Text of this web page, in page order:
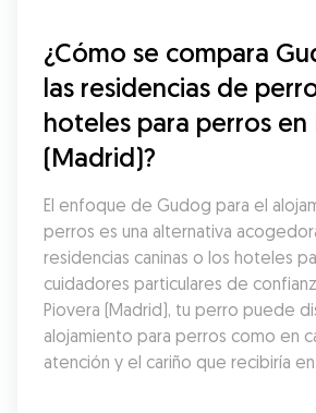
¿Cómo se compara
las residencias de
hoteles para perros en
(Madrid)?
El enfoque de Gudog para el
perros es una alternativa
residencias caninas o los hoteles
cuidadores particulares de
Piovera (Madrid), tu perro puede
alojamiento para perros como en
atención y el cariño que recibiría